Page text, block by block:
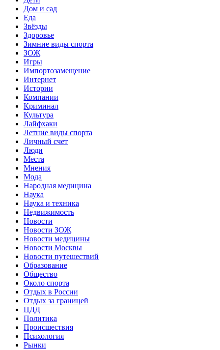
Дом и сад
Еда
Звёзды
Здоровье
Зимние виды спорта
ЗОЖ
Игры
Импортозамещение
Интернет
Истории
Компании
Криминал
Культура
Лайфхаки
Летние виды спорта
Личный счет
Люди
Места
Мнения
Мода
Народная медицина
Наука
Наука и техника
Недвижимость
Новости
Новости ЗОЖ
Новости медицины
Новости Москвы
Новости путешествий
Образование
Общество
Около спорта
Отдых в России
Отдых за границей
ПДД
Политика
Происшествия
Психология
Рынки